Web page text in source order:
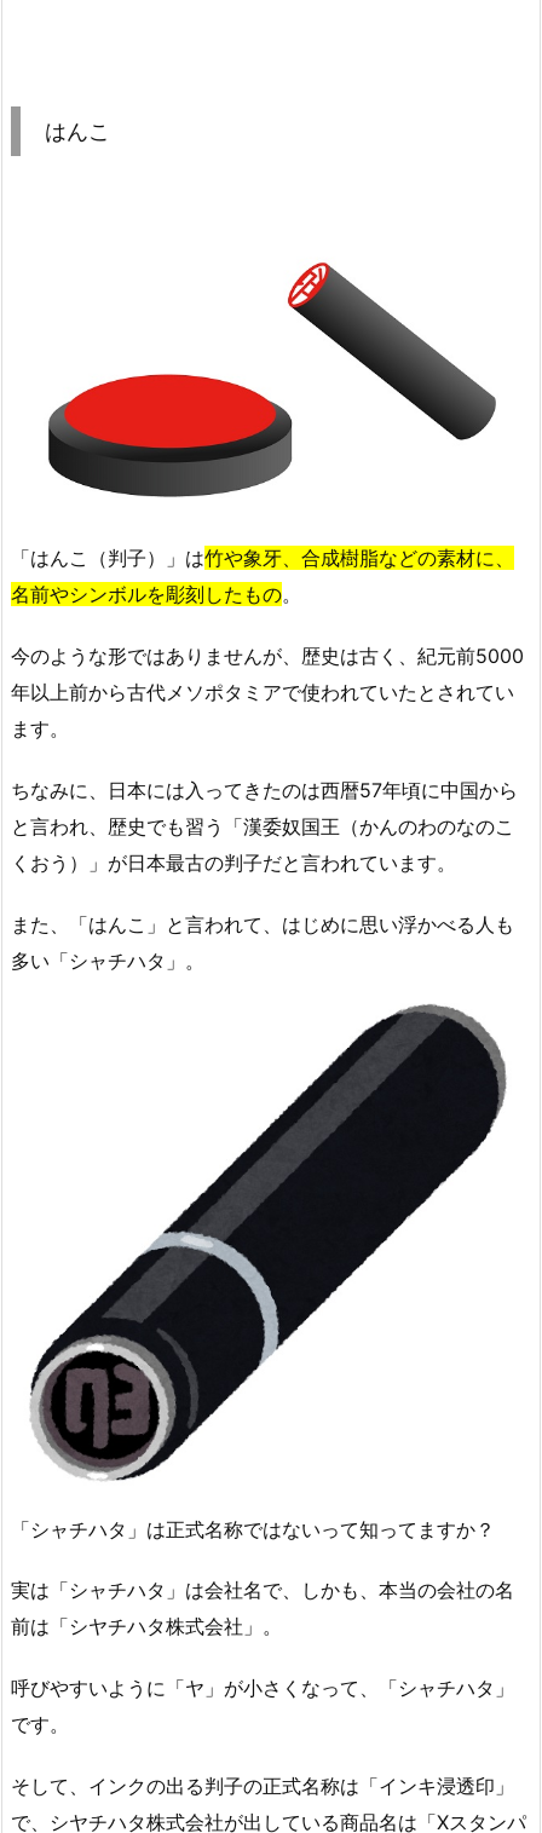
はんこ
「はんこ（判子）」は竹や象牙、合成樹脂などの素材に、
名前やシンボルを彫刻したもの。
今のような形ではありませんが、歴史は古く、紀元前5000
年以上前から古代メソポタミアで使われていたとされてい
ます。
ちなみに、日本には入ってきたのは西暦57年頃に中国から
と言われ、歴史でも習う「漢委奴国王（かんのわのなのこ
くおう）」が日本最古の判子だと言われています。
また、「はんこ」と言われて、はじめに思い浮かべる人も
多い「シャチハタ」。
「シャチハタ」は正式名称ではないって知ってますか？
実は「シャチハタ」は会社名で、しかも、本当の会社の名
前は「シヤチハタ株式会社」。
呼びやすいように「ヤ」が小さくなって、「シャチハタ」
です。
そして、インクの出る判子の正式名称は「インキ浸透印」
で、シヤチハタ株式会社が出している商品名は「Xスタンパ